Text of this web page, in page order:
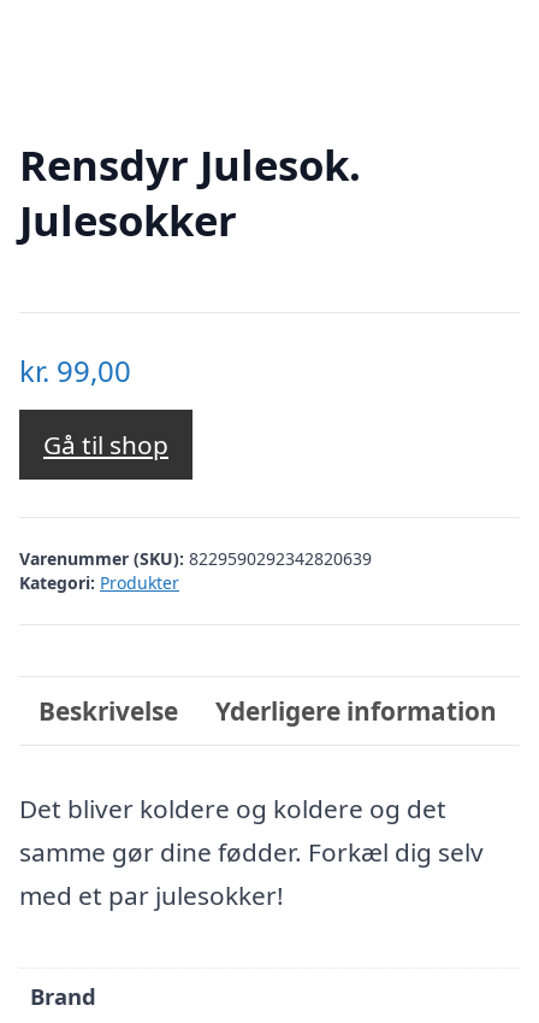
Rensdyr Julesok.
Julesokker
kr. 99,00
Gå til shop
Varenummer (SKU): 8229590292342820639
Kategori: Produkter
Beskrivelse Yderligere information
Det bliver koldere og koldere og det
samme gør dine fødder. Forkæl dig selv
med et par julesokker!
Brand